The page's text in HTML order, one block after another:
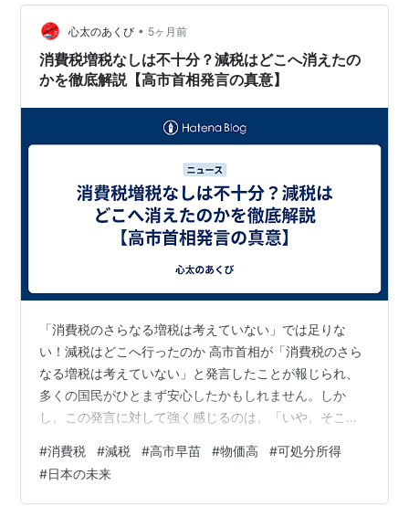
▼「動乱」は怖いけれど、「再生」の前兆でもある ▼２
２世紀に向けて、私たちの「役割」とは何か ▼まとめ
——今日の話を整理しましょう 【歴史…
心太のあくび • 5ヶ月前
消費税増税なしは不十分？減税はどこへ消えたの
かを徹底解説【高市首相発言の真意】
「消費税のさらなる増税は考えていない」では足りな
い！減税はどこへ行ったのか 高市首相が「消費税のさら
なる増税は考えていない」と発言したことが報じられ、
多くの国民がひとまず安心したかもしれません。しか
し、この発言に対して強く感じるのは、「いや、そこじ
べきことなのか？ そもそも現在の日本経済は、物価高に
苦しみ、実質賃金は伸び悩み、生活は年々厳しさを増し
ています。そんな中で「増税はしない」というのは、評
#消費税 #減税 #高市早苗 #物価高 #可処分所得
#日本の未来